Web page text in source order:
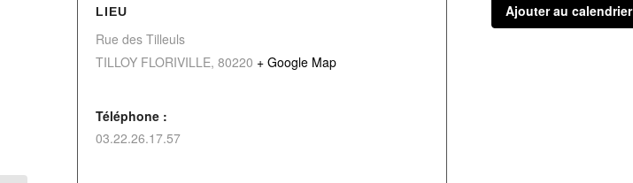
Ajouter au calendrier
LIEU
Rue des Tilleuls
TILLOY FLORIVILLE, 80220 + Google Map
Téléphone :
03.22.26.17.57